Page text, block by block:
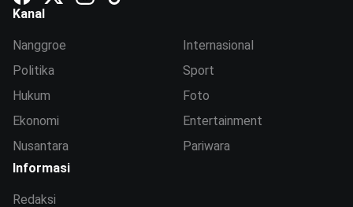
Kanal
Nanggroe
Politika
Hukum
Ekonomi
Nusantara
Internasional
Sport
Foto
Entertainment
Pariwara
Informasi
Redaksi